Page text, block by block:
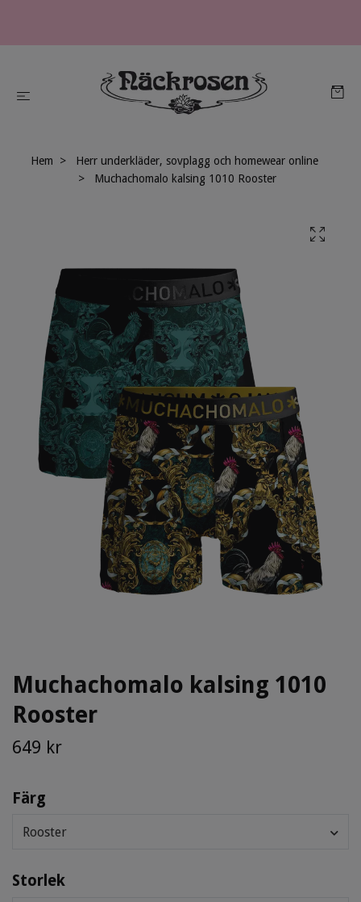
Hem
Herr underkläder, sovplagg och homewear online
Muchachomalo kalsing 1010 Rooster
Muchachomalo kalsing 1010
Rooster
649 kr
Färg
Rooster
Storlek